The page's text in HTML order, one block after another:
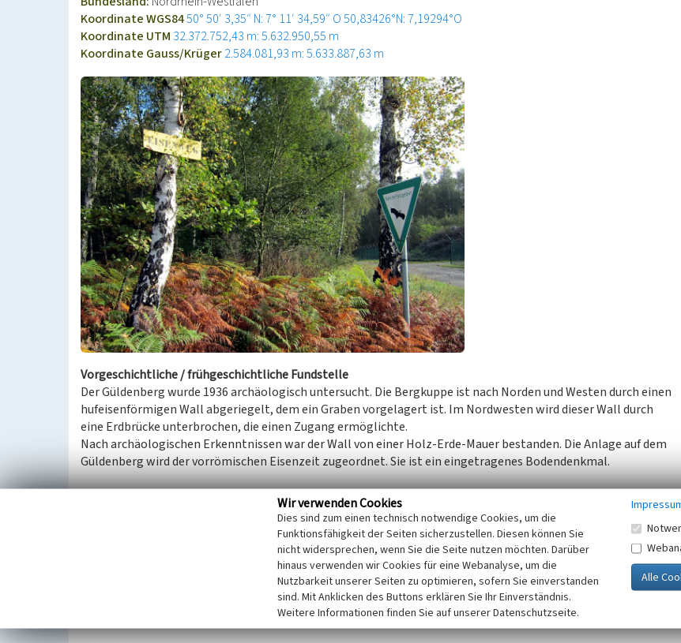
Koordinate WGS8450° 50′ 3,35″ N: 7° 11′ 34,59″ O50,83426°N: 7,19294°O
Koordinate UTM 32.372.752,43 m: 5.632.950,55 m
Koordinate Gauss/Krüger2.584.081,93 m: 5.633.887,63 m
Vorgeschichtliche / frühgeschichtliche Fundstelle
Der Güldenberg wurde 1936 archäologisch untersucht. Die Bergkuppe ist nach Norden und Westen durch einen
hufeisenförmigen Wall abgeriegelt, dem ein Graben vorgelagert ist. Im Nordwesten wird dieser Wall durch
eine Erdbrücke unterbrochen, die einen Zugang ermöglichte.
Nach archäologischen Erkenntnissen war der Wall von einer Holz-Erde-Mauer bestanden. Die Anlage auf dem
Güldenberg wird der vorrömischen Eisenzeit zugeordnet. Sie ist ein eingetragenes Bodendenkmal.
(Alexandra Lehmann / LVR-Umweltamt 2003)
„… Die Wallanlage aus der älteren Eisenzeit am nordwestlichen Rand des Güldenbergs … diente vermutlich als
befestigter Adelssitz. Die im Gelände noch erkennbaren Erdwälle sind Überreste einer ehemaligen
zweischaligen Mauer aus Holzpalisaden und Erdreich. An der nordwestlichen Ecke wies die Anlage eine
Toröffnung auf, die durch einen weiteren vorgelagerten Wall geschützt war. Im Bereich der Befestigung wurden
bei Ausgrabungen in den 1930er Jahren zahlreiche Scherben aus der älteren Eisenzeit geborgen. Weiter im
Westen konnten Grabhügel dieser Zeitstellung nachgewiesen werden.“(Groten u.a. 2006)
Wir verwenden Cookies
Dies sind zum einen technisch notwendige Cookies, um die
Funktionsfähigkeit der Seiten sicherzustellen. Diesen können Sie
nicht widersprechen, wenn Sie die Seite nutzen möchten. Darüber
hinaus verwenden wir Cookies für eine Webanalyse, um die
Nutzbarkeit unserer Seiten zu optimieren, sofern Sie einverstanden
sind. Mit Anklicken des Buttons erklären Sie Ihr Einverständnis.
Weitere Informationen finden Sie auf unserer Datenschutzseite.